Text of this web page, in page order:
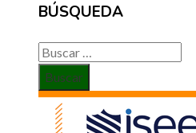
BÚSQUEDA
Buscar: